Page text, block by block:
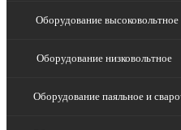
Оборудование высоковольтное
Оборудование низковольтное
Оборудование паяльное и